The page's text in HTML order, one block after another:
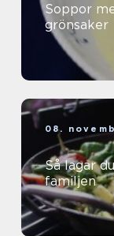
Soppor
grönsaker
08.
Så lagar
familjen